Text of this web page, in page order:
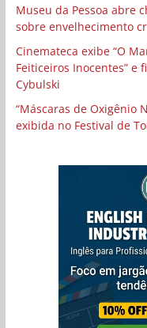
Museu da Pessoa abre
sobre envelhecimento
Cinemateca exibe “O
Feiticeiros Inocentes” e
Cybulski
“Máscaras de Oxigênio
exibida no Festival de